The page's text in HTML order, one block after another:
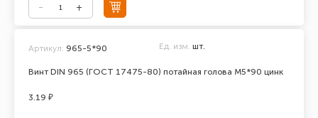
Винт DIN 965 (ГОСТ 17475-80) потайная голова М5*90 цинк
Артикул: 965-5*90 Ед. изм. шт.
3.19 ₽